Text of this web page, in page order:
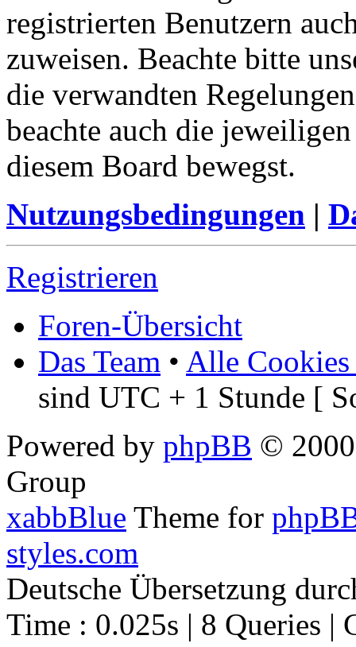
registrierten Benutzern
zuweisen. Beachte bitte
die verwandten
beachte auch die
diesem Board bewegst.
Nutzungsbedingungen |
Registrieren
Foren-Übersicht
Das Team • Alle Cookies
sind UTC + 1 Stunde [
Powered by phpBB ©
Group
xabbBlue Theme for
styles.com
Deutsche Übersetzung
Time : 0.025s | 8 Queries |